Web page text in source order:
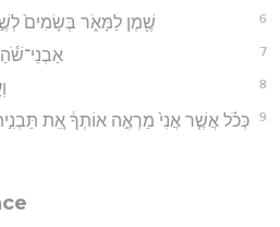
6 שֶׁ֖מֶן לַמָּאֹ֑ר בְּשָׂמִים֙
7
8
9
כְּכֹ֗ל אֲשֶׁ֤ר אֲנִי֙ מַרְאֶ֣ה אוֹתְךָ֔ אֵ֚ת